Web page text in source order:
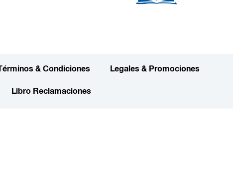
& Condiciones Legales & Promociones
Libro Reclamaciones